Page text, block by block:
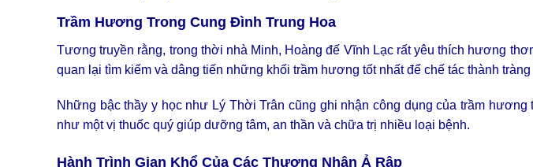
Trầm Hương Trong Cung Đình Trung Hoa
Tương truyền rằng, trong thời nhà Minh, Hoàng đế Vĩnh Lạc rất yêu thích hương
quan lại tìm kiếm và dâng tiến những khối trầm hương tốt nhất để chế tác thành
Những bậc thầy y học như Lý Thời Trân cũng ghi nhận công dụng của trầm hương
như một vị thuốc quý giúp dưỡng tâm, an thần và chữa trị nhiều loại bệnh.
Hành Trình Gian Khổ Của Các Thương Nhân Ả Rập